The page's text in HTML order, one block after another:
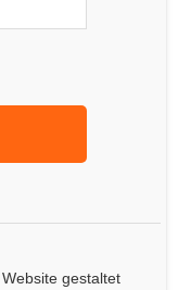
gestaltet